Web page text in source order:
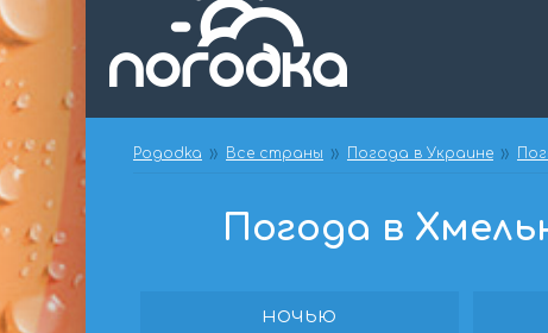
Pogodka Все страны Погода в Украине
Погода в
ночью